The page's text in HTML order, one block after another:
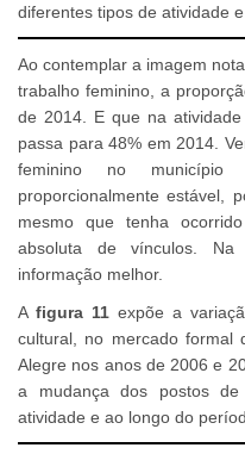
diferentes tipos de atividade
Ao contemplar a imagem
trabalho feminino, a
de 2014. E que na
passa para 48% em 2014.
feminino no município
proporcionalmente estável,
mesmo que tenha
absoluta de vínculos. Na
informação melhor.
Afigura 11 expõe a
cultural, no mercado formal
Alegre nos anos de 2006 e
a mudança dos postos
atividade e ao longo do